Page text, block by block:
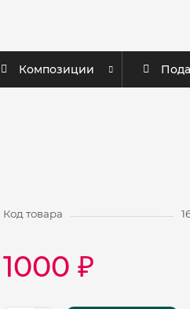
Композиции
Код товара
1000 ₽